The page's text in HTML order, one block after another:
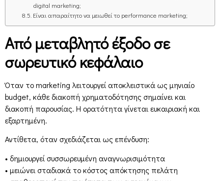
digital marketing;
Είναι απαραίτητο να μειωθεί το performance marketing;
Από μεταβλητό έξοδο σε
σωρευτικό κεφάλαιο
Όταν το marketing λειτουργεί αποκλειστικά ως μηνιαίο
budget, κάθε διακοπή χρηματοδότησης σημαίνει και
διακοπή παρουσίας. Η ορατότητα γίνεται ευκαιριακή και
εξαρτημένη.
Αντίθετα, όταν σχεδιάζεται ως επένδυση:
• δημιουργεί συσσωρευμένη αναγνωρισιμότητα
• μειώνει σταδιακά το κόστος απόκτησης πελάτη